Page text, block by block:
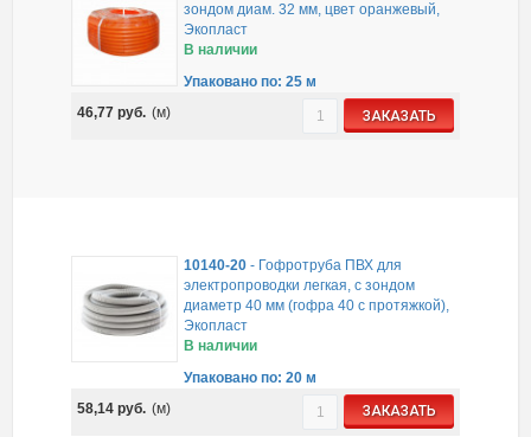
зондом диам. 32 мм, цвет оранжевый,
Экопласт
В наличии
Упаковано по: 25 м
46,77 руб. (м) ЗАКАЗАТЬ
10140-20- Гофротруба ПВХ для
электропроводки легкая, с зондом
диаметр 40 мм (гофра 40 с протяжкой),
Экопласт
В наличии
Упаковано по: 20 м
58,14 руб. (м) ЗАКАЗАТЬ